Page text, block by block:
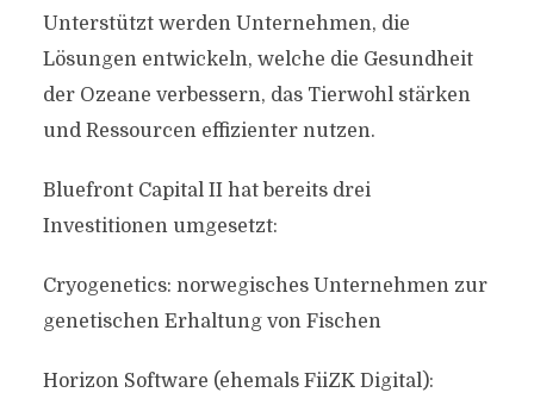
Unterstützt werden Unternehmen, die
Lösungen entwickeln, welche die Gesundheit
der Ozeane verbessern, das Tierwohl stärken
und Ressourcen effizienter nutzen.
Bluefront Capital II hat bereits drei
Investitionen umgesetzt:
Cryogenetics: norwegisches Unternehmen zur
genetischen Erhaltung von Fischen
Horizon Software (ehemals FiiZK Digital):